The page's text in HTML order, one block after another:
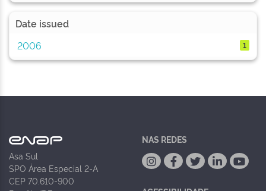
Date issued
2006
1
Asa Sul
SPO Área Especial 2-A
CEP 70.610-900
NAS REDES